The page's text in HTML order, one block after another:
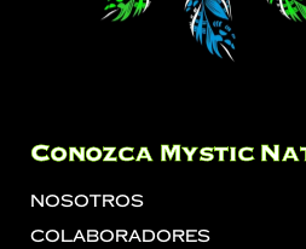
Conozca Mystic
Nosotros
Colaboradores